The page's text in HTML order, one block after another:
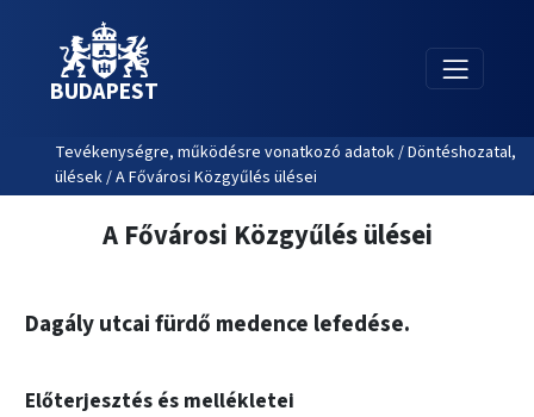
BUDAPEST
Tevékenységre, működésre vonatkozó adatok / Döntéshozatal,
ülések / A Fővárosi Közgyűlés ülései
A Fővárosi Közgyűlés ülései
Dagály utcai fürdő medence lefedése.
Előterjesztés és mellékletei